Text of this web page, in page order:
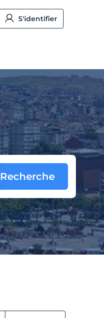
S'identifier
Recherche